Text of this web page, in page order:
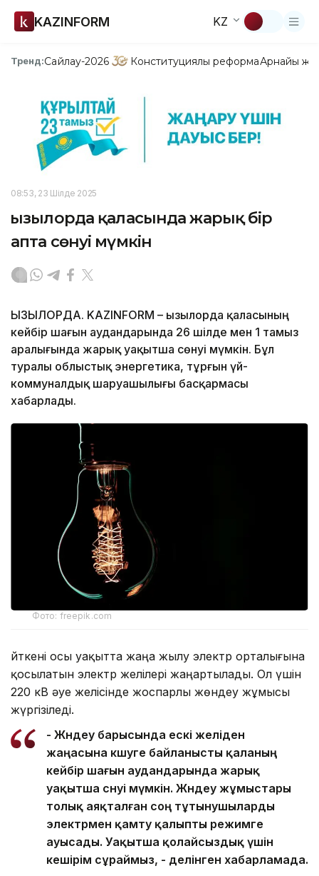
KAZINFORM KZ
Тренд:Сайлау-2026 Конституциялық реформаАрнайы
08:53, 23 Шілде 2025
Қызылорда қаласында жарық бір
апта сөнуі мүмкін
ҚЫЗЫЛОРДА. KAZINFORM – Қызылорда қаласының
кейбір шағын аудандарында 26 шілде мен 1 тамыз
аралығында жарық уақытша сөнуі мүмкін. Бұл
туралы облыстық энергетика, тұрғын үй-
коммуналдық шаруашылығы басқармасы
хабарлады.
Фото: freepik.com
Өйткені осы уақытта жаңа жылу электр орталығына
қосылатын электр желілері жаңартылады. Ол үшін
220 кВ әуе желісінде жоспарлы жөндеу жұмысы
жүргізіледі.
- Жөндеу барысында ескі желіден
жаңасына көшуге байланысты қаланың
кейбір шағын аудандарында жарық
уақытша сөнуі мүмкін. Жөндеу жұмыстары
толық аяқталған соң тұтынушыларды
электрмен қамту қалыпты режимге
ауысады. Уақытша қолайсыздық үшін
кешірім сұраймыз, - делінген хабарламада.